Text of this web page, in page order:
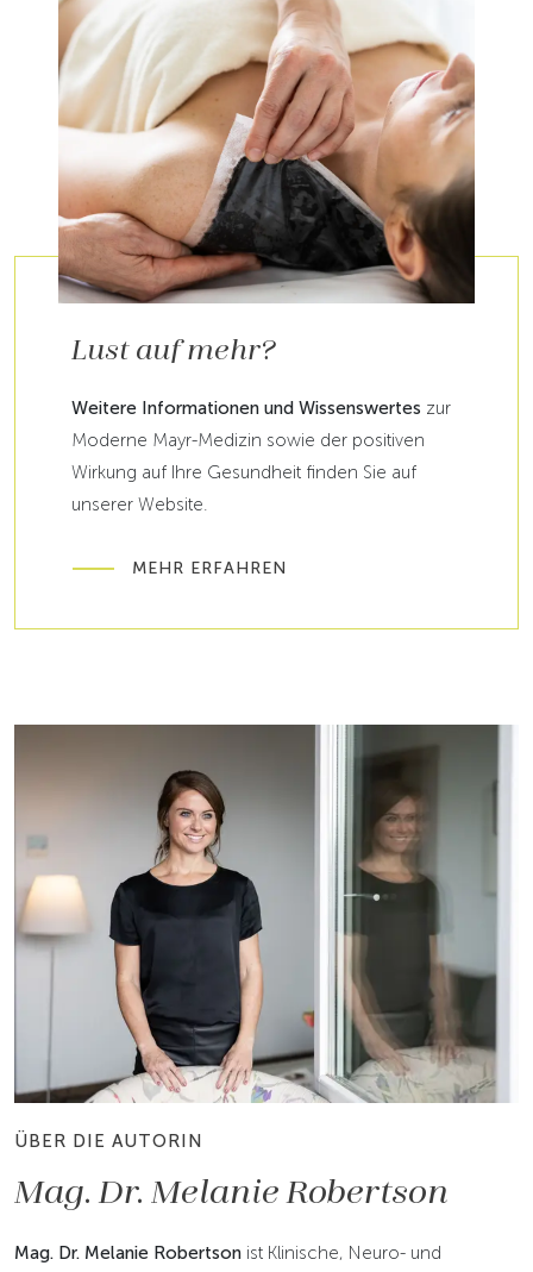
Lust auf mehr?
Weitere Informationen und Wissenswertes zur
Moderne Mayr-Medizin sowie der positiven
Wirkung auf Ihre Gesundheit finden Sie auf
unserer Website.
MEHR ERFAHREN
ÜBER DIE AUTORIN
Mag. Dr. Melanie Robertson
Mag. Dr. Melanie Robertson ist Klinische, Neuro- und